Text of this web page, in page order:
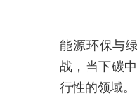
能源环保与
战，当下碳
行性的领域。